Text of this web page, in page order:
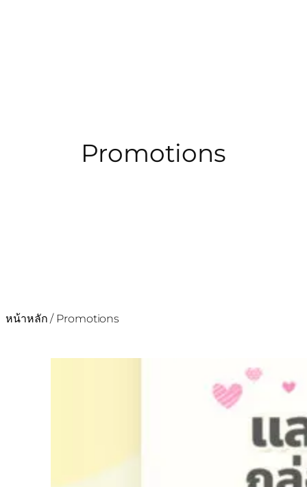
Promotions
หน้าหลัก / Promotions